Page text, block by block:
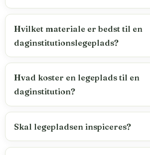
Hvilket materiale er bedst til en
daginstitutionslegeplads?
Hvad koster en legeplads til en
daginstitution?
Skal legepladsen inspiceres?